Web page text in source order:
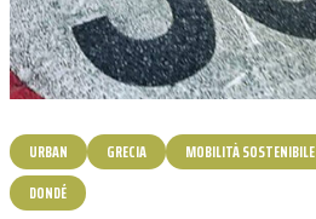
URBAN GRECIA MOBILITÀ SOSTENIBILE
DONDÉ